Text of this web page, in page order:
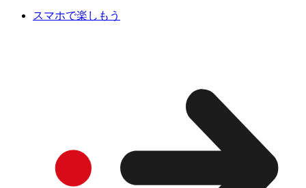
スマホで楽しもう